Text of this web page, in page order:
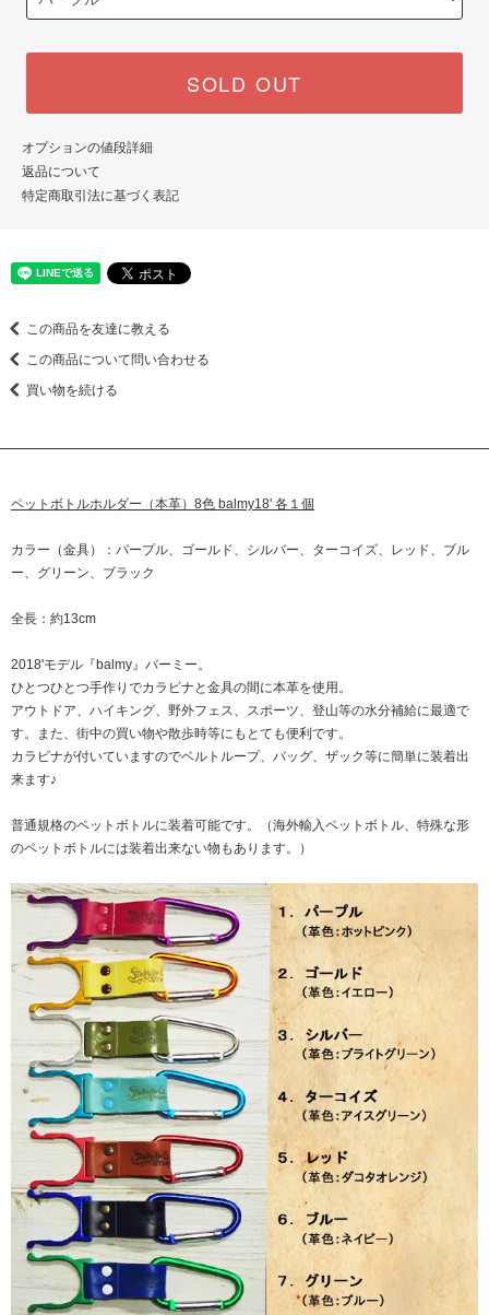
SOLD OUT
オプションの値段詳細
返品について
特定商取引法に基づく表記
この商品を友達に教える
この商品について問い合わせる
買い物を続ける
ペットボトルホルダー（本革）8色 balmy18' 各１個
カラー（金具）：パープル、ゴールド、シルバー、ターコイズ、レッド、ブル
ー、グリーン、ブラック
全長：約13cm
2018'モデル『balmy』バーミー。
ひとつひとつ手作りでカラビナと金具の間に本革を使用。
アウトドア、ハイキング、野外フェス、スポーツ、登山等の水分補給に最適で
す。また、街中の買い物や散歩時等にもとても便利です。
カラビナが付いていますのでベルトループ、バッグ、ザック等に簡単に装着出
来ます♪
普通規格のペットボトルに装着可能です。（海外輸入ペットボトル、特殊な形
のペットボトルには装着出来ない物もあります。）